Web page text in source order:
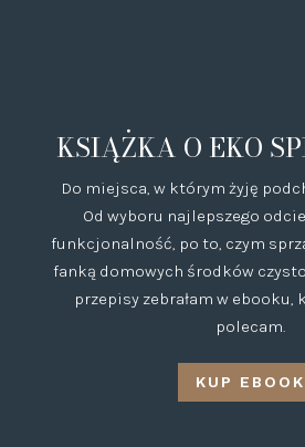
KSIĄŻKA O EKO
Do miejsca, w którym żyję
Od wyboru najlepszego
funkcjonalność, po to, czym
fanką domowych środków
przepisy zebrałam w ebooku,
polecam.
KUP EBOOK